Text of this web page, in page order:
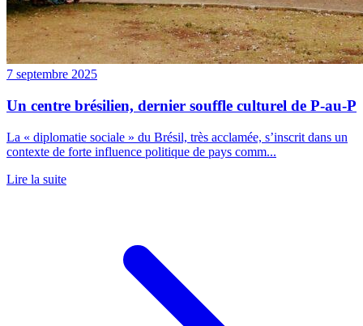
7 septembre 2025
Un centre brésilien, dernier souffle culturel de P-au-P
La « diplomatie sociale » du Brésil, très acclamée, s’inscrit dans un
contexte de forte influence politique de pays comm...
Lire la suite